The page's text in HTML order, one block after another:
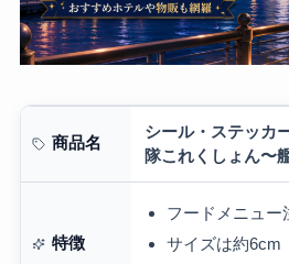
商品名
シール・ステッカ
隊これくしょん〜
れ」公式新春Live!
Year Live…
特徴
フードメニュー
サイズは約6cm